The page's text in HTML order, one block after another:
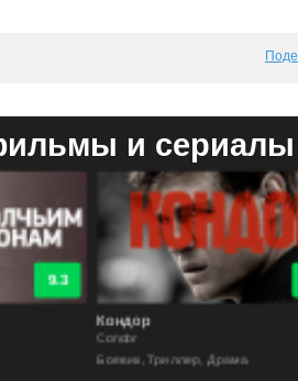
и сериалы
9.3
Кондор
Condor
Боевик, Триллер, Драма